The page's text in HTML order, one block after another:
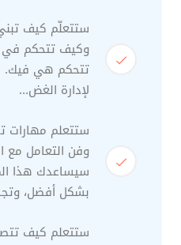
ستتعلّم كيف
وكيف تتحكم في
تتحكم هي فيك.
لإدارة الغض...
ستتعلم مهارات
وفن التعامل مع
سيساعدك هذا
بشكل أفضل،
ستتعلم كيف